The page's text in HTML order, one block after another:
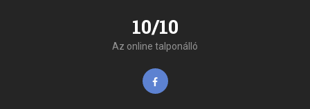
10/10
Az online talponálló